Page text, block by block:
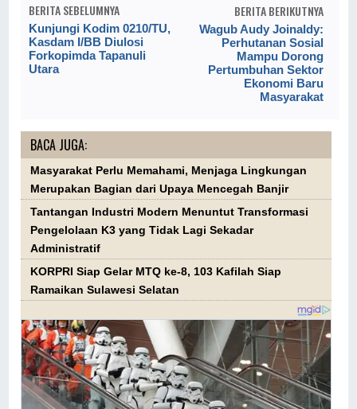
BERITA SEBELUMNYA
Kunjungi Kodim 0210/TU,
Kasdam I/BB Diulosi
Forkopimda Tapanuli
Utara
BERITA BERIKUTNYA
Wagub Audy Joinaldy:
Perhutanan Sosial
Mampu Dorong
Pertumbuhan Sektor
Ekonomi Baru
Masyarakat
BACA JUGA:
Masyarakat Perlu Memahami, Menjaga Lingkungan
Merupakan Bagian dari Upaya Mencegah Banjir
Tantangan Industri Modern Menuntut Transformasi
Pengelolaan K3 yang Tidak Lagi Sekadar
Administratif
KORPRI Siap Gelar MTQ ke-8, 103 Kafilah Siap
Ramaikan Sulawesi Selatan